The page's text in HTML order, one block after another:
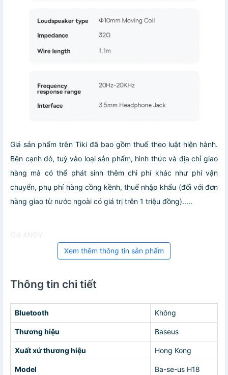
Giá sản phẩm trên Tiki đã bao gồm thuế theo luật hiện hành.
Bên cạnh đó, tuỳ vào loại sản phẩm, hình thức và địa chỉ giao
hàng mà có thể phát sinh thêm chi phí khác như phí vận
chuyển, phụ phí hàng cồng kềnh, thuế nhập khẩu (đối với đơn
hàng giao từ nước ngoài có giá trị trên 1 triệu đồng).....
Giá ANDY
Xem thêm thông tin sản phẩm
Thông tin chi tiết
Bluetooth Không
Thương hiệu Baseus
Xuất xứ thương hiệu Hong Kong
Model Ba-se-us H18